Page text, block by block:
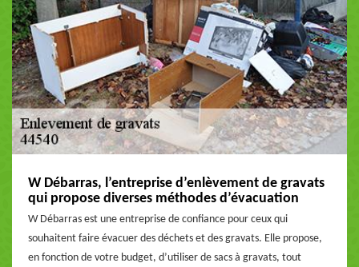
W Débarras, l’entreprise d’enlèvement de gravats
qui propose diverses méthodes d’évacuation
W Débarras est une entreprise de confiance pour ceux qui
souhaitent faire évacuer des déchets et des gravats. Elle propose,
en fonction de votre budget, d’utiliser de sacs à gravats, tout